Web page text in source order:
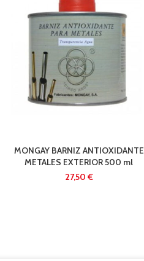
MONGAY BARNIZ ANTIOXIDANTE
METALES EXTERIOR 500 ml
€